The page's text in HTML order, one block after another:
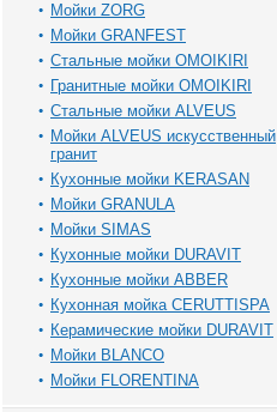
Мойки ZORG
Мойки GRANFEST
Стальные мойки OMOIKIRI
Гранитные мойки OMOIKIRI
Стальные мойки ALVEUS
Мойки ALVEUS искусственный
гранит
Кухонные мойки KERASAN
Мойки GRANULA
Мойки SIMAS
Кухонные мойки DURAVIT
Кухонные мойки ABBER
Кухонная мойка CERUTTISPA
Керамические мойки DURAVIT
Мойки BLANCO
Мойки FLORENTINA